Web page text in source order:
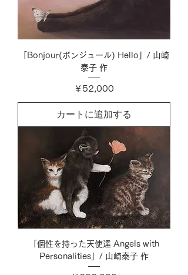
「Bonjour(ボンジュール) Hello」/ 山崎
泰子 作
価格
￥52,000
カートに追加する
「個性を持った天使達 Angels with
Personalities」/ 山崎泰子 作